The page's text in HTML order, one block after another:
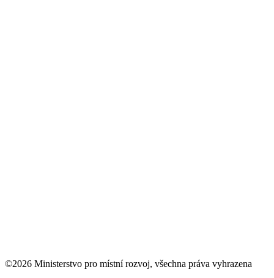
©2026 Ministerstvo pro místní rozvoj, všechna práva vyhrazena